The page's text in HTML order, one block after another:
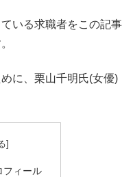
いる求職者をこの記事
に、栗山千明氏(女優)
フィール